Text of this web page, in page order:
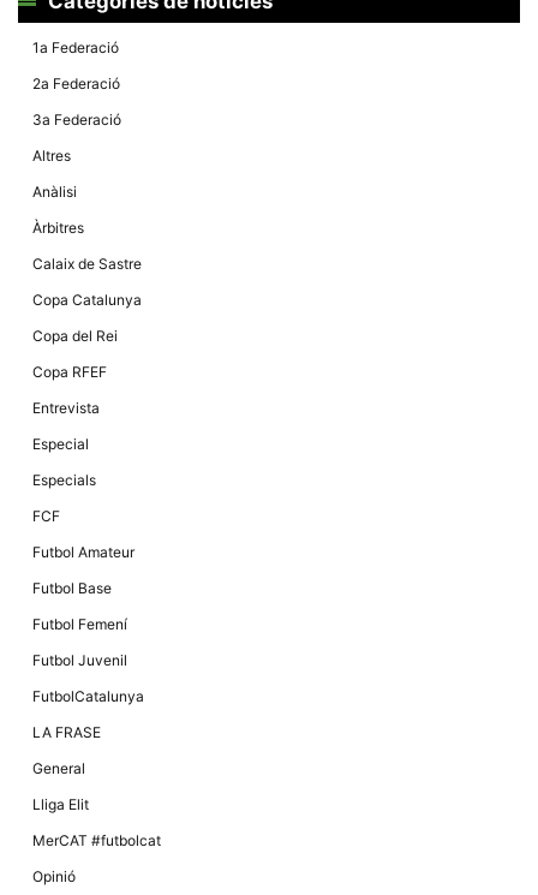
1a Federació
2a Federació
3a Federació
Altres
Anàlisi
Àrbitres
Calaix de Sastre
Copa Catalunya
Copa del Rei
Copa RFEF
Entrevista
Especial
Especials
FCF
Futbol Amateur
Futbol Base
Futbol Femení
Futbol Juvenil
FutbolCatalunya
LA FRASE
General
Lliga Elit
MerCAT #futbolcat
Opinió
dades